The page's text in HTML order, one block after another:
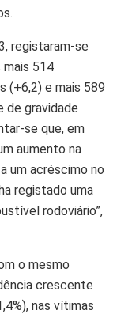
registaram-se
mais 514
(+6,2) e mais 589
de gravidade
se que, em
aumento na
um acréscimo no
registado uma
rodoviário”,
o mesmo
crescente
nas vítimas